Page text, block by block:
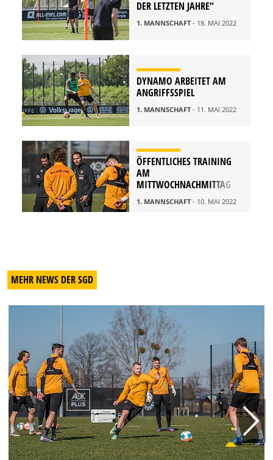
DER LETZTEN JAHRE“
1. MANNSCHAFT- 18. MAI 2022
DYNAMO ARBEITET AM
ANGRIFFSSPIEL
1. MANNSCHAFT- 11. MAI 2022
ÖFFENTLICHES TRAINING
AM
MITTWOCHNACHMITTAG
1. MANNSCHAFT- 10. MAI 2022
MEHR NEWS DER SGD